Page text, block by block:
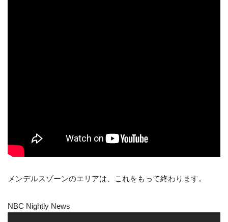
メンデルスゾーンのエリアは、これをもって終わります。
NBC Nightly News